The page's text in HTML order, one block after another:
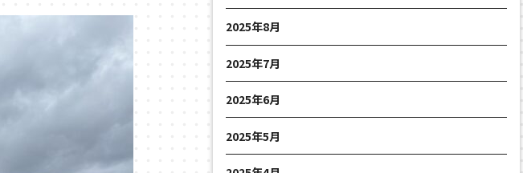
2025年8月
2025年7月
2025年6月
2025年5月